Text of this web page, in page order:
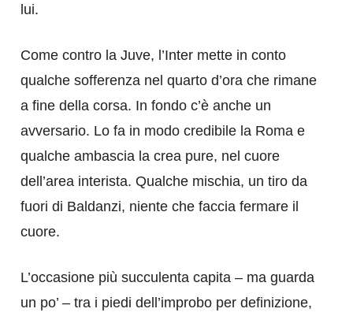
lui.
Come contro la Juve, l’Inter mette in conto
qualche sofferenza nel quarto d’ora che rimane
a fine della corsa. In fondo c’è anche un
avversario. Lo fa in modo credibile la Roma e
qualche ambascia la crea pure, nel cuore
dell’area interista. Qualche mischia, un tiro da
fuori di Baldanzi, niente che faccia fermare il
cuore.
L’occasione più succulenta capita – ma guarda
un po’ – tra i piedi dell’improbo per definizione,